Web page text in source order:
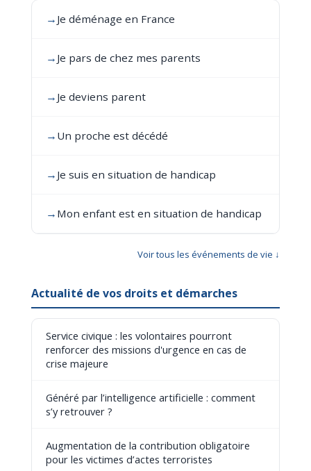
→ Je déménage en France
→ Je pars de chez mes parents
→ Je deviens parent
→ Un proche est décédé
→ Je suis en situation de handicap
→ Mon enfant est en situation de handicap
Voir tous les événements de vie ↓
Actualité de vos droits et démarches
Service civique : les volontaires pourront
renforcer des missions d'urgence en cas de
crise majeure
Généré par l’intelligence artificielle : comment
s’y retrouver ?
Augmentation de la contribution obligatoire
pour les victimes d’actes terroristes